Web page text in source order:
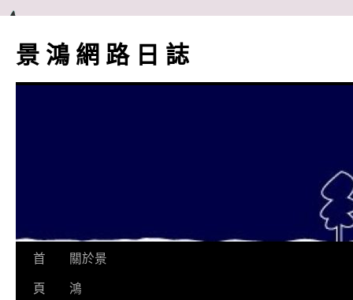
主
要
景 鴻 網 路 日 誌
首
頁
關於景
鴻